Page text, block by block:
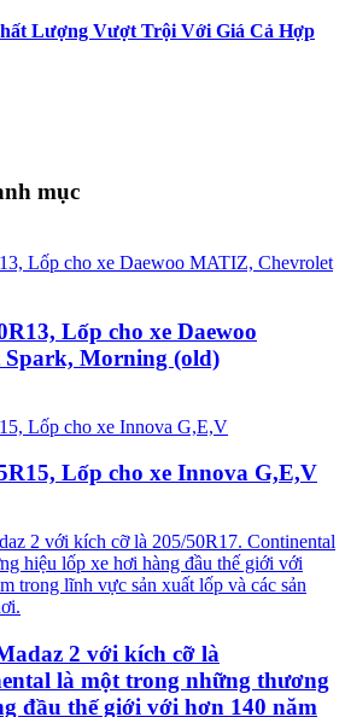
Lượng Vượt Trội Với Giá Cả Hợp
mục
Lốp cho xe Daewoo
Morning (old)
Lốp cho xe Innova G,E,V
2 với kích cỡ là
là một trong những thương
đầu thế giới với hơn 140 năm